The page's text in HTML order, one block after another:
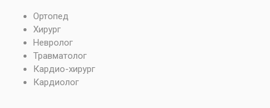
Ортопед
Хирург
Невролог
Травматолог
Кардио-хирург
Кардиолог